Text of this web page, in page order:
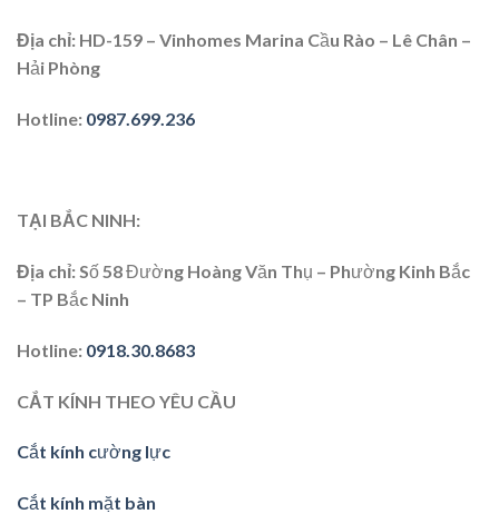
Địa chỉ: HD-159 – Vinhomes Marina Cầu Rào – Lê Chân –
Hải Phòng
Hotline: 0987.699.236
TẠI BẮC NINH:
Địa chỉ: Số 58 Đường Hoàng Văn Thụ – Phường Kinh Bắc
– TP Bắc Ninh
Hotline: 0918.30.8683
CẮT KÍNH THEO YÊU CẦU
Cắt kính cường lực
Cắt kính mặt bàn